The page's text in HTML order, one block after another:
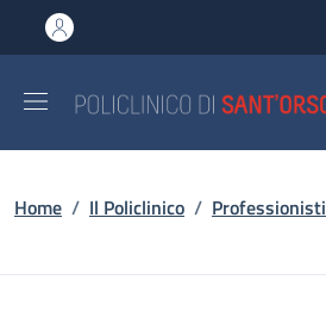
al contenuto principale
to footer content
Briciole di pane
Home / Il Policlinico / Professionisti